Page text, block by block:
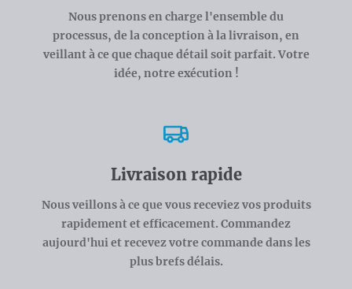
Nous prenons en charge l'ensemble du
processus, de la conception à la livraison, en
veillant à ce que chaque détail soit parfait. Votre
idée, notre exécution !
Livraison rapide
Nous veillons à ce que vous receviez vos produits
rapidement et efficacement. Commandez
aujourd'hui et recevez votre commande dans les
plus brefs délais.